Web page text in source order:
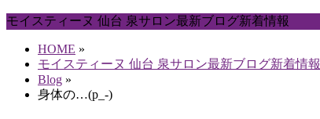
モイスティーヌ 仙台 泉サロン最新ブログ新着情報
HOME »
モイスティーヌ 仙台 泉サロン最新ブログ新着情報
Blog »
身体の…(p_-)